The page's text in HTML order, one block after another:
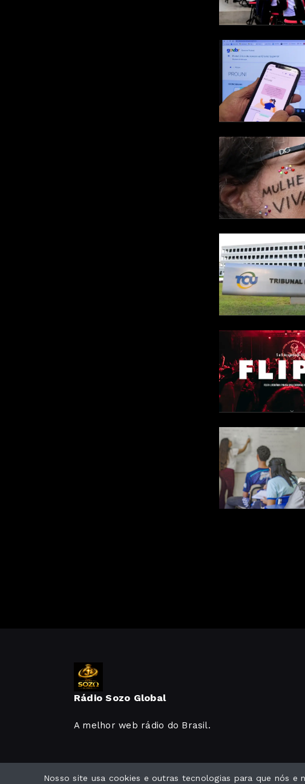
Rádio Sozo Global
A melhor web rádio do Brasil.
Todos os direitos reservados.
Nosso site usa cookies e outras tecnologias para que nós